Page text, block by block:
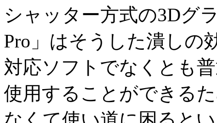
シャッター方式の3Dグ
Pro」はそうした潰しの
対応ソフトでなくとも
使用することができる